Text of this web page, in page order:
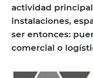
actividad
instalaciones,
ser entonces:
comercial o